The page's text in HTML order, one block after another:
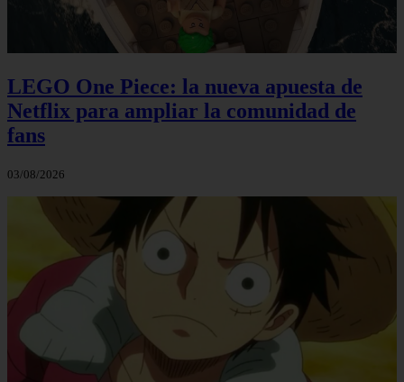
LEGO One Piece: la nueva apuesta de
Netflix para ampliar la comunidad de
fans
03/08/2026